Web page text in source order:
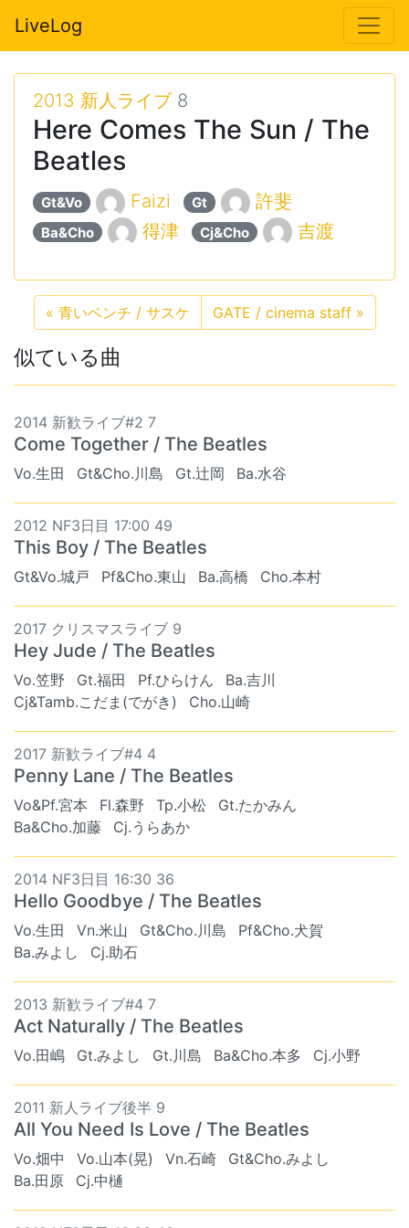
LiveLog
2013 新人ライブ8
Here Comes The Sun / The
Beatles
Gt&Vo Faizi Gt 許斐
Ba&Cho 得津 Cj&Cho 吉渡
« 青いベンチ / サスケ GATE / cinema staff »
似ている曲
2014 新歓ライブ#2 7
Come Together / The Beatles
Vo.生田 Gt&Cho.川島 Gt.辻岡 Ba.水谷
2012 NF3日目 17:00 49
This Boy / The Beatles
Gt&Vo.城戸 Pf&Cho.東山 Ba.高橋 Cho.本村
2017 クリスマスライブ 9
Hey Jude / The Beatles
Vo.笠野 Gt.福田 Pf.ひらけん
Ba.吉川
Cj&Tamb.こだま(でがき)
Cho.山崎
2017 新歓ライブ#4 4
Penny Lane / The Beatles
Vo&Pf.宮本 Fl.森野 Tp.小松
Gt.たかみん
Ba&Cho.加藤
Cj.うらあか
2014 NF3日目 16:30 36
Hello Goodbye / The Beatles
Vo.生田 Vn.米山 Gt&Cho.川島
Pf&Cho.犬賀
Ba.みよし
Cj.助石
2013 新歓ライブ#4 7
Act Naturally / The Beatles
Vo.田嶋 Gt.みよし Gt.川島 Ba&Cho.本多 Cj.小野
2011 新人ライブ後半 9
All You Need Is Love / The Beatles
Vo.畑中 Vo.山本(晃) Vn.石崎
Gt&Cho.みよし
Ba.田原
Cj.中樋